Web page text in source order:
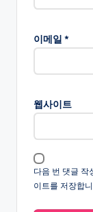
이메일 *
웹사이트
다음 번 댓글 작
이트를 저장합니